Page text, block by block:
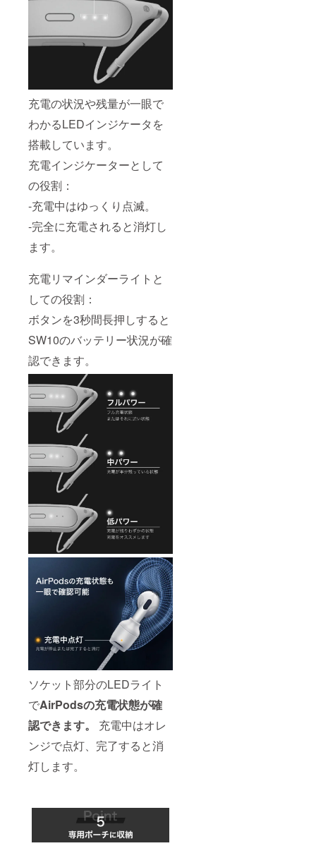
充電の状況や残量が一眼で
わかるLEDインジケータを
搭載しています。
充電インジケーターとして
の役割：
-充電中はゆっくり点滅。
-完全に充電されると消灯し
ます。
充電リマインダーライトと
しての役割：
ボタンを3秒間長押しすると
SW10のバッテリー状況が確
認できます。
ソケット部分のLEDライト
でAirPodsの充電状態が確
認できます。
充電中はオレ
ンジで点灯、完了すると消
灯します。